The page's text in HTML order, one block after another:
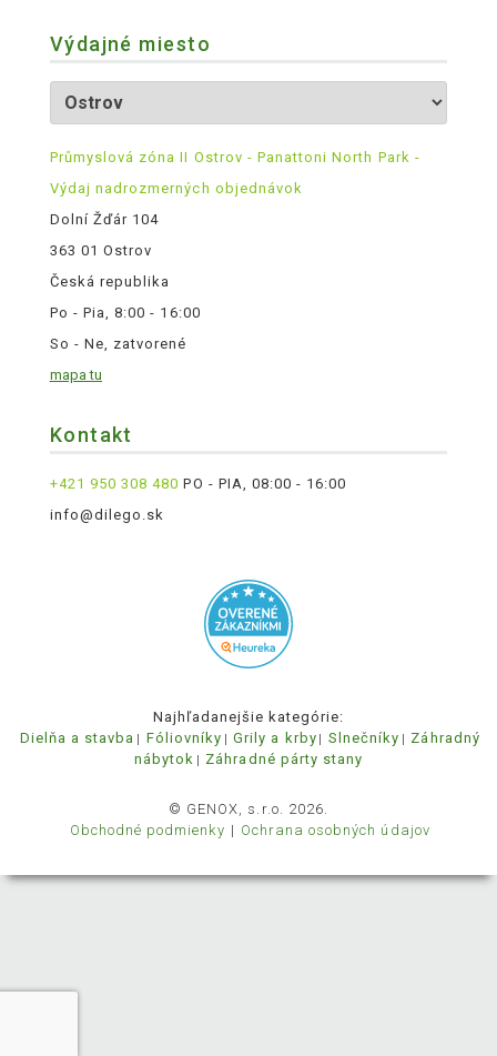
Výdajné miesto
Průmyslová zóna II Ostrov - Panattoni North Park -
Výdaj nadrozmerných objednávok
Dolní Žďár 104
363 01 Ostrov
Česká republika
Po - Pia, 8:00 - 16:00
So - Ne, zatvorené
mapa tu
Kontakt
+421 950 308 480 PO - PIA, 08:00 - 16:00
info@dilego.sk
Najhľadanejšie kategórie:
Dielňa a stavba
Fóliovníky Grily a krby Slnečníky
Záhradný
nábytok
Záhradné párty stany
© GENOX, s.r.o. 2026.
Obchodné podmienky
Ochrana osobných údajov